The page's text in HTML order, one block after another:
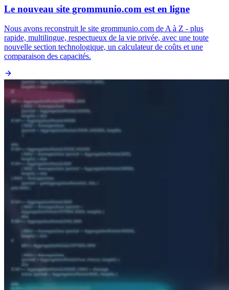
Le nouveau site grommunio.com est en ligne
Nous avons reconstruit le site grommunio.com de A à Z - plus
rapide, multilingue, respectueux de la vie privée, avec une toute
nouvelle section technologique, un calculateur de coûts et une
comparaison des capacités.